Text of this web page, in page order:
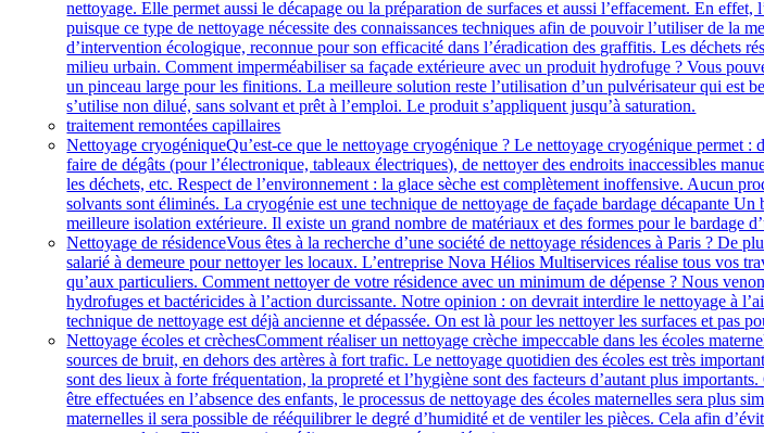
nettoyage. Elle permet aussi le décapage ou la préparation de surfaces et aussi l’effacement. En
puisque ce type de nettoyage nécessite des connaissances techniques afin de pouvoir l’utiliser de
d’intervention écologique, reconnue pour son efficacité dans l’éradication des graffitis. Les déchets
milieu urbain. Comment imperméabiliser sa façade extérieure avec un produit hydrofuge ? Vous
un pinceau large pour les finitions. La meilleure solution reste l’utilisation d’un pulvérisateur qui est
s’utilise non dilué, sans solvant et prêt à l’emploi. Le produit s’appliquent jusqu’à saturation.
traitement remontées capillaires
Nettoyage cryogéniqueQu’est-ce que le nettoyage cryogénique ? Le nettoyage cryogénique permet :
faire de dégâts (pour l’électronique, tableaux électriques), de nettoyer des endroits inaccessibles
les déchets, etc. Respect de l’environnement : la glace sèche est complètement inoffensive. Aucun
solvants sont éliminés. La cryogénie est une technique de nettoyage de façade bardage décapante
meilleure isolation extérieure. Il existe un grand nombre de matériaux et des formes pour le bardage
Nettoyage de résidenceVous êtes à la recherche d’une société de nettoyage résidences à Paris ? De
salarié à demeure pour nettoyer les locaux. L’entreprise Nova Hélios Multiservices réalise tous vos
qu’aux particuliers. Comment nettoyer de votre résidence avec un minimum de dépense ? Nous
hydrofuges et bactéricides à l’action durcissante. Notre opinion : on devrait interdire le nettoyage à
technique de nettoyage est déjà ancienne et dépassée. On est là pour les nettoyer les surfaces et pas
Nettoyage écoles et crèchesComment réaliser un nettoyage crèche impeccable dans les écoles
sources de bruit, en dehors des artères à fort trafic. Le nettoyage quotidien des écoles est très
sont des lieux à forte fréquentation, la propreté et l’hygiène sont des facteurs d’autant plus
être effectuées en l’absence des enfants, le processus de nettoyage des écoles maternelles sera plus
maternelles il sera possible de rééquilibrer le degré d’humidité et de ventiler les pièces. Cela afin